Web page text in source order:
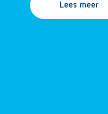
Lees meer